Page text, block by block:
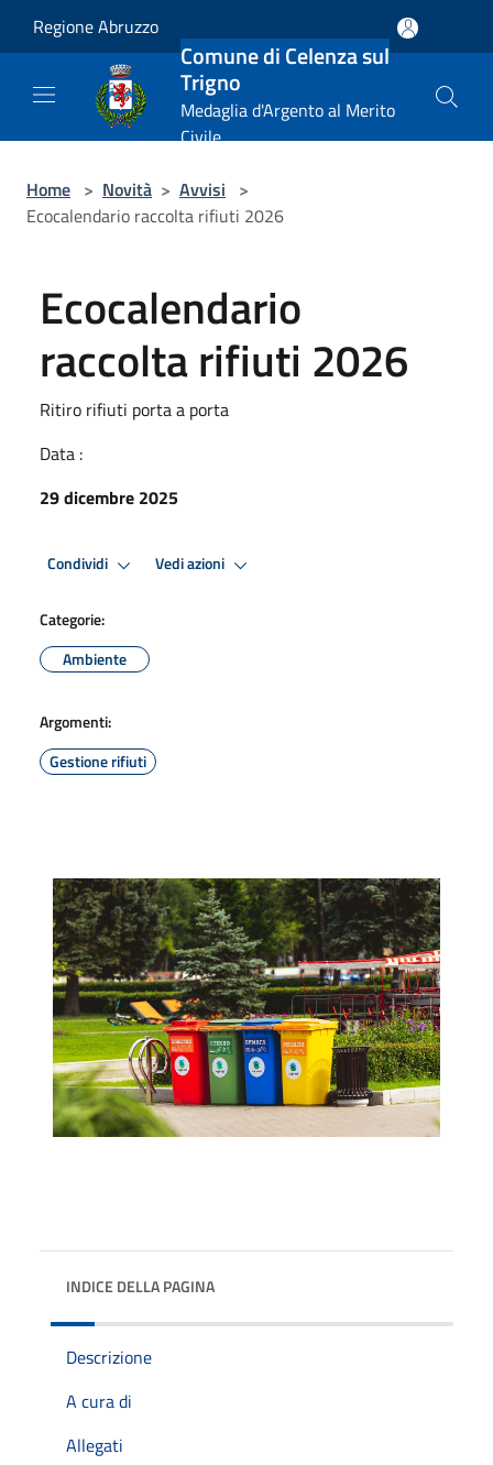
Regione Abruzzo
Comune di Celenza sul
Trigno
Medaglia d'Argento al Merito
Civile
Home > Novità > Avvisi >
Ecocalendario raccolta rifiuti 2026
Ecocalendario
raccolta rifiuti 2026
Ritiro rifiuti porta a porta
Data :
29 dicembre 2025
Condividi Vedi azioni
Categorie:
Ambiente
Argomenti:
Gestione rifiuti
INDICE DELLA PAGINA
Descrizione
A cura di
Allegati